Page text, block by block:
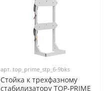
арт.top_prime_stp_6-9bks
Стойка к трехфазному
стабилизатору TOP-PRIME